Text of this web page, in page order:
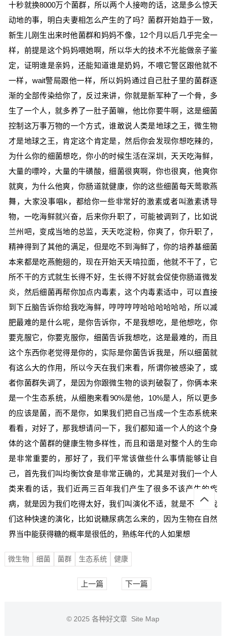
十秒就换8000万个菌群，所以两个人接吻的话，这是多么惊天
动地的事，明白夫妻相怎么产生的了吗？菌群开始趋于一致，
新生儿刚生出来时他菌群和妈妈不像，12个月以后几乎完全一
样，前提是这个妈妈喂她啊，所以华大的技术不光能做亲子鉴
定，证明谁是亲妈，还能知道谁是奶妈，不喂它警区跟他就不
一样，wait警局跟他一样，所以妈妈通过自己肚子里的菌群逐
渐的全部传染给你了，反过来讲，你就是新军种了一个骨，多
生了一个人，就多养了一肚子菌嘛，他比你要牛啊，这是细菌
控制这万事万物的一个方式，谁敢说人类是地球之王，微生物
才是地球之王，肯定这个肯定是，然后你会发现你想吃辣的，
为什么你的细菌想吃，你小的时候生活在深圳，天天吃海鲜，
大量的嘌呤，大量的牛磺酸，细菌很爽啊，你也很爽，他爽你
就爽，为什么他爽，你肠道就健康，你的这些细菌每天莺歌燕
舞，大家没事唱k，都给你一些非常好的激素或者叫激素诱导
物，一吃海鲜就兴奋，后来你升职了，可能被调到了，比如说
兰州吧，变成当地的总监，天天吃淀粉，你爽了，你升职了，
精神得到了其他的满足，但是吃不到海鲜了，你的培养基细菌
本来都是吃燕鲍翅的，现在开始天天啃拉面，他就不干了，它
所不干的方式就生长得不好，生长得不好就会促使你肠道微发
炎，然后细菌再帮你加点内毒素，这个内毒素适中，可以直接
到下丘脑告诉你给我吃海鲜，哼哼哼哼哈哈哈哈哈哈，所以减
肥最难的是什么呢，是你告诉你，不是我想吃，是他想吃，你
要克服它，你要克服你，细菌告诉我想吃，这是最难的，而且
这个东西你老觉得是你的，实际是你菌告诉我是，所以细菌就
有这么大的作用，所以今天在我们来看，所谓你被感染了，或
者你菌群失调了，是因为你跟微生物的谈判破裂了，你俩本来
是一个生态系统，从细胞来看90%是他，10%是人，所以更多
的应该是菌，而不是你，如果我们把自己当成一个生态系统来
看看，对好了，那我想请问一下，我们都知道一个人的这个身
体的这个菌群的健康生物多样性，而且和谐是对整个人的生命
是非常重要的，那好了，我们平常该做些什么事情能够让自
己，首先我们叫均衡饮食是非常正确的，尤其是对我们一个人
类来看的话，我们近两三百年我们产生了很多不该产生的疾
病，就是因为我们吃得太好，我们叫演化不适，就是不适应我
们这种快速的演化，比如说糖尿病怎么来的，因为生物在自然
界当中能获得糖的概率是很低的，熟练年代的人如果想
微生物 细菌 菌群 生态系统 健康
上一篇 下一篇
© 2025 各种好文章 Site Map